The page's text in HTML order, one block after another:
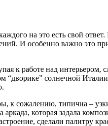
на это есть свой
И особенно важно это
к работе над
“дворике” солнечной
к сожалению, типична –
которая задала
сделали палитру